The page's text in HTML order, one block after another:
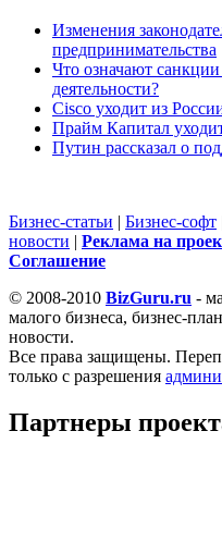
Изменения
предпринимательства
Что означают
деятельности?
Cisco уходит из
Прайм Капитал
Путин рассказал о
Бизнес-статьи | Бизнес-софт
новости | Реклама на
Cоглашение
© 2008-2010 BizGuru.ru -
малого бизнеса, бизнес-
новости.
Все права защищены.
только с разрешения
Партнеры